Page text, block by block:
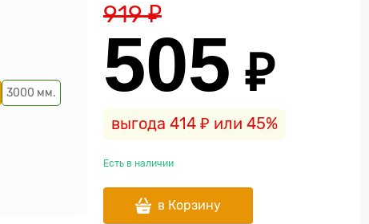
3000 мм.
919 ₽
505 ₽
выгода 414 ₽ или 45%
Есть в наличии
в Корзину